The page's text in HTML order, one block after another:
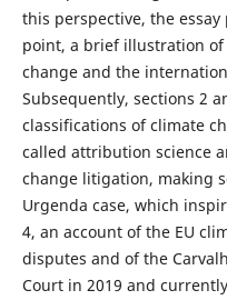
this perspective, the
point, a brief illustration
change and the
Subsequently, sections 2
classifications of climate
called attribution science
change litigation, making
Urgenda case, which
4, an account of the EU
disputes and of the
Court in 2019 and